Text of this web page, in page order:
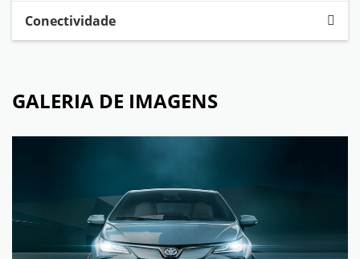
Conectividade
GALERIA DE IMAGENS